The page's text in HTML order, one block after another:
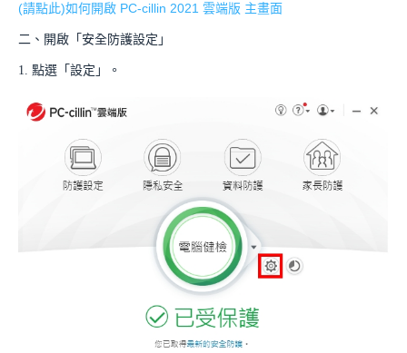
(請點此)如何開啟 PC-cillin 2021 雲端版 主畫面
二、開啟「安全防護設定」
1. 點選「設定」。